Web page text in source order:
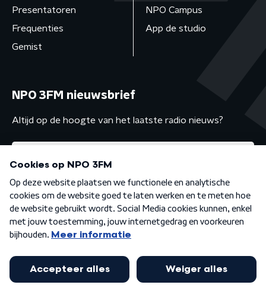
Presentatoren
Frequenties
Gemist
NPO Campus
App de studio
NPO 3FM nieuwsbrief
Altijd op de hoogte van het laatste radio nieuws?
Algemene voorwaarden Privacybeleid